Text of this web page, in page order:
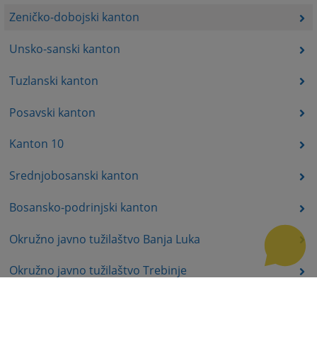
Zeničko-dobojski kanton
Unsko-sanski kanton
Tuzlanski kanton
Posavski kanton
Kanton 10
Srednjobosanski kanton
Bosansko-podrinjski kanton
Okružno javno tužilaštvo Banja Luka
Okružno javno tužilaštvo Trebinje